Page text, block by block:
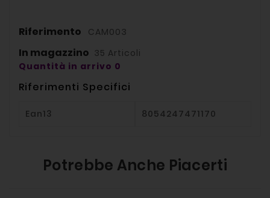
Riferimento CAM003
In magazzino 35 Articoli
Quantità in arrivo 0
Riferimenti Specifici
Ean13 8054247471170
Potrebbe Anche Piacerti